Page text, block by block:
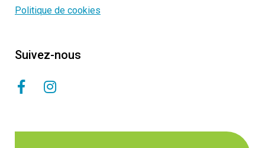
Politique de cookies
Suivez-nous